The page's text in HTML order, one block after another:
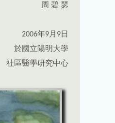
周 碧 瑟
2006年9月9日
於國立陽明大學
社區醫學研究中心